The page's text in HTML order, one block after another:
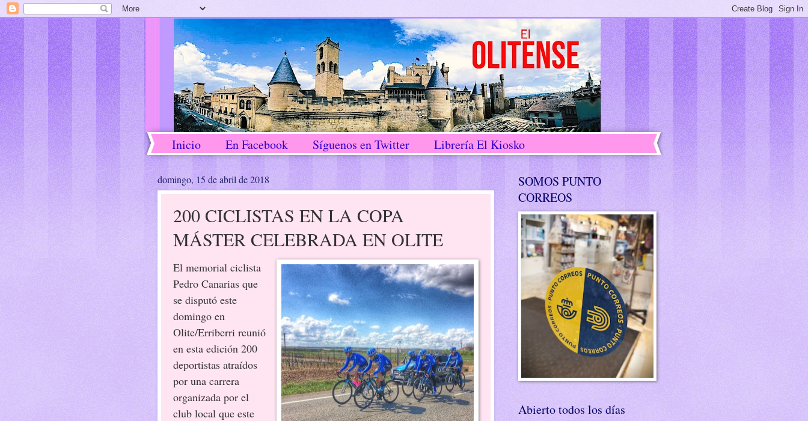
Inicio En Facebook Síguenos en Twitter Librería El Kiosko
domingo, 15 de abril de 2018
200 CICLISTAS EN LA COPA
MÁSTER CELEBRADA EN OLITE
El memorial ciclista
Pedro Canarias que
se disputó este
domingo en
Olite/Erriberri reunió
en esta edición 200
deportistas atraídos
por una carrera
organizada por el
club local que este
SOMOS PUNTO
CORREOS
Abierto todos los días